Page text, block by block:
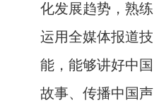
化发展趋势，熟练
运用全媒体报道技
能，能够讲好中国
故事、传播中国声